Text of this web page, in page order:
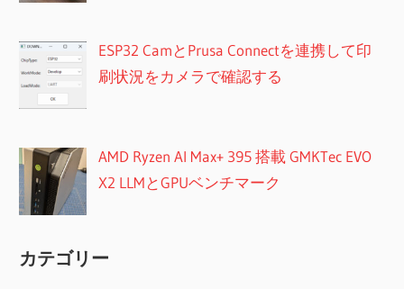
ESP32 CamとPrusa Connectを連携して印
刷状況をカメラで確認する
AMD Ryzen AI Max+ 395 搭載 GMKTec EVO
X2 LLMとGPUベンチマーク
カテゴリー